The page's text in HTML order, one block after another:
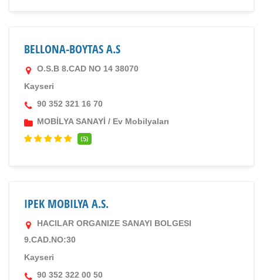
BELLONA-BOYTAS A.S
O.S.B 8.CAD NO 14 38070
Kayseri
90 352 321 16 70
MOBİLYA SANAYİ / Ev Mobilyaları
(5)
IPEK MOBILYA A.S.
HACILAR ORGANIZE SANAYI BOLGESI
9.CAD.NO:30
Kayseri
90 352 322 00 50